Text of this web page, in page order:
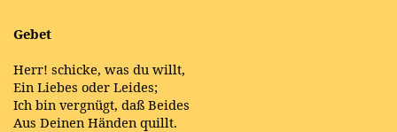
Gebet
Herr! schicke, was du willt,
Ein Liebes oder Leides;
Ich bin vergnügt, daß Beides
Aus Deinen Händen quillt.